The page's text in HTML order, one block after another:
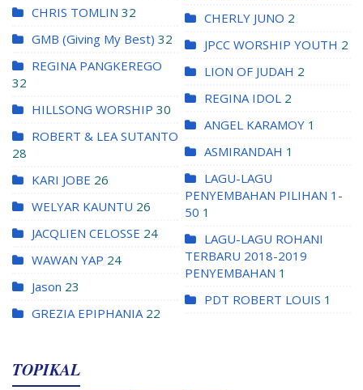
CHRIS TOMLIN 32
GMB (Giving My Best) 32
REGINA PANGKEREGO
32
HILLSONG WORSHIP 30
ROBERT & LEA SUTANTO
28
KARI JOBE 26
WELYAR KAUNTU 26
JACQLIEN CELOSSE 24
WAWAN YAP 24
Jason 23
GREZIA EPIPHANIA 22
CHERLY JUNO 2
JPCC WORSHIP YOUTH 2
LION OF JUDAH 2
REGINA IDOL 2
ANGEL KARAMOY 1
ASMIRANDAH 1
LAGU-LAGU
PENYEMBAHAN PILIHAN 1-
50 1
LAGU-LAGU ROHANI
TERBARU 2018-2019
PENYEMBAHAN 1
PDT ROBERT LOUIS 1
TOPIKAL